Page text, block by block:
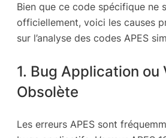
Bien que ce code spécifique ne
officiellement, voici les causes
sur l’analyse des codes APES
1. Bug Application ou
Obsolète
Les erreurs APES sont